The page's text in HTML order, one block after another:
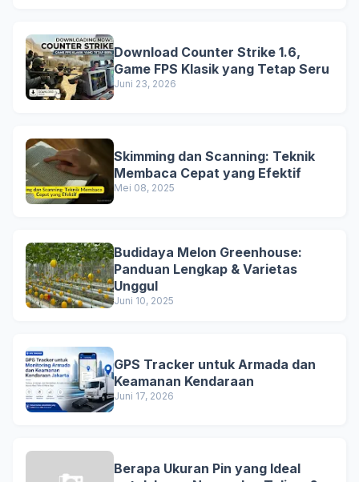
Download Counter Strike 1.6,
Game FPS Klasik yang Tetap Seru
Juni 23, 2026
Skimming dan Scanning: Teknik
Membaca Cepat yang Efektif
Mei 08, 2025
Budidaya Melon Greenhouse:
Panduan Lengkap & Varietas
Unggul
Juni 10, 2025
GPS Tracker untuk Armada dan
Keamanan Kendaraan
Juni 17, 2026
Berapa Ukuran Pin yang Ideal